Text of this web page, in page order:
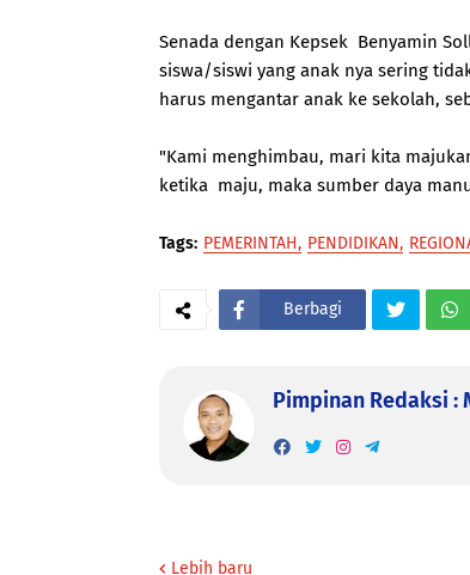
Senada dengan Kepsek Benyamin
siswa/siswi yang anak nya sering
harus mengantar anak ke sekolah,
"Kami menghimbau, mari kita
ketika maju, maka sumber daya
Tags: PEMERINTAH PENDIDIKAN
Berbagi
Pimpinan Redaksi :
Lebih baru